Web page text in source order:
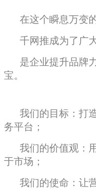
在这个瞬息万变
千网推成为了广
是企业提升品牌
宝。
我们的目标：打
务平台；
我们的价值观：
于市场；
我们的使命：让